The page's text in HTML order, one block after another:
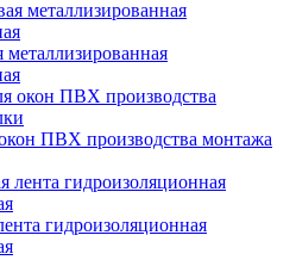
металлизированная
ПВХ производства монтажа
гидроизоляционная